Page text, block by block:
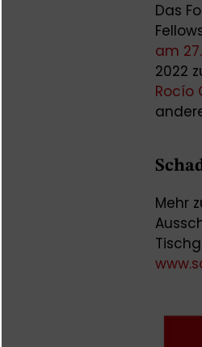
Das
am
2022
Rocío
Mehr